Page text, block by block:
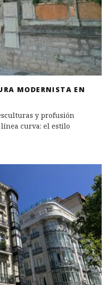
MODERNISTA EN
y profusión
curva: el estilo